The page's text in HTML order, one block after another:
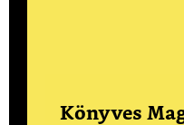
Könyves